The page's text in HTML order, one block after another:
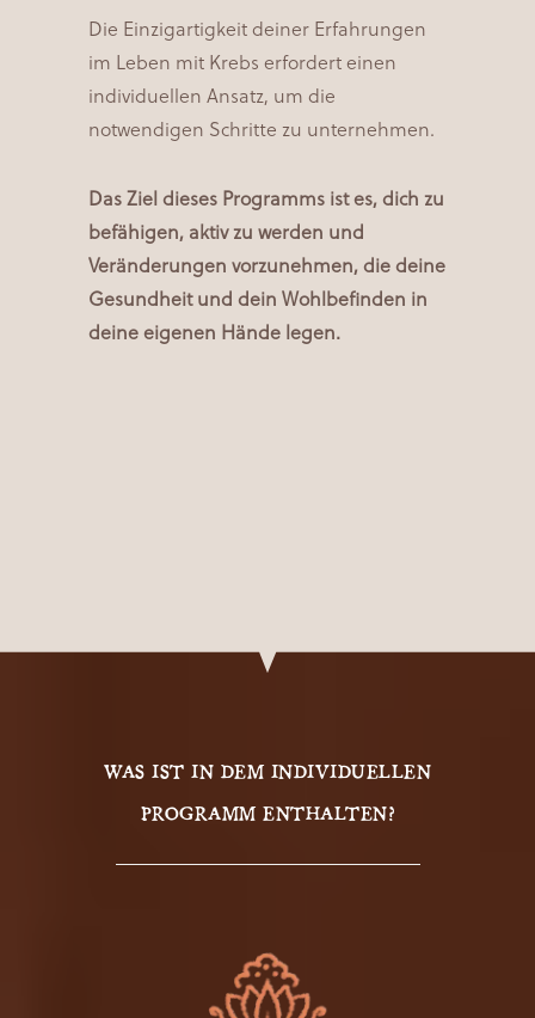
Die Einzigartigkeit deiner Erfahrungen
im Leben mit Krebs erfordert einen
individuellen Ansatz, um die
notwendigen Schritte zu unternehmen.
Das Ziel dieses Programms ist es, dich zu
befähigen, aktiv zu werden und
Veränderungen vorzunehmen, die deine
Gesundheit und dein Wohlbefinden in
deine eigenen Hände legen.
WAS IST IN DEM INDIVIDUELLEN
PROGRAMM ENTHALTEN?